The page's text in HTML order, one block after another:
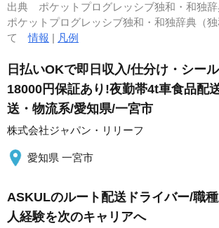
出典 ポケットプログレッシブ独和・和独辞
ポケットプログレッシブ独和・和独辞典（
て情報 | 凡例
日払いOKで即日収入/仕分け・シー
18000円保証あり!夜勤帯4t車食品配
送・物流系/愛知県/一宮市
株式会社ジャパン・リリーフ
愛知県 一宮市
ASKULのルート配送ドライバー/職
人経験を次のキャリアへ